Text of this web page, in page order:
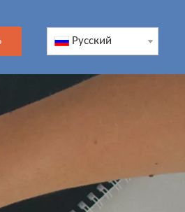
Pусский